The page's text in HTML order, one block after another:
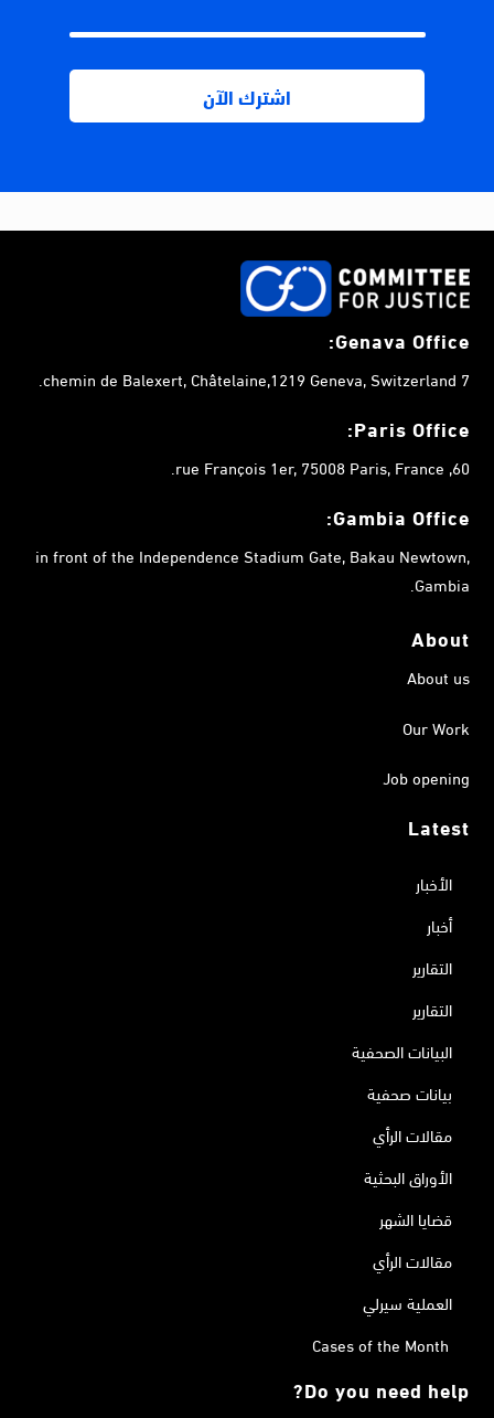
Genava Office:
7 chemin de Balexert, Châtelaine,1219 Geneva, Switzerland.
Paris Office:
60, rue François 1er, 75008 Paris, France.
Gambia Office:
in front of the Independence Stadium Gate, Bakau Newtown,
Gambia.
About
About us
Our Work
Job opening
Latest
الأخبار
أخبار
التقارير
التقارير
البيانات الصحفية
بيانات صحفية
مقالات الرأي
الأوراق البحثية
قضايا الشهر
مقالات الرأي
العملية سيرلي
Cases of the Month
Do you need help?